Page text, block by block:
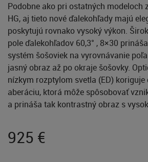
Podobne ako pri ostatných modeloch
HG, aj tieto nové ďalekohľady majú
poskytujú rovnako vysoký výkon.
pole ďalekohľadov 60,3° , 8×30
systém šošoviek na vyrovnávanie
jasný obraz až po okraje šošovky.
nízkym rozptylom svetla (ED)
aberáciu, ktorá môže spôsobovať
a prináša tak kontrastný obraz s
925 €